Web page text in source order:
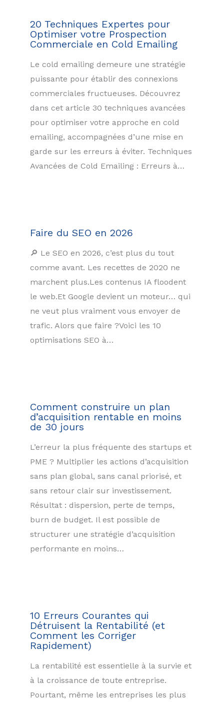
20 Techniques Expertes pour
Optimiser votre Prospection
Commerciale en Cold Emailing
Le cold emailing demeure une stratégie
puissante pour établir des connexions
commerciales fructueuses. Découvrez
dans cet article 30 techniques avancées
pour optimiser votre approche en cold
emailing, accompagnées d’une mise en
garde sur les erreurs à éviter. Techniques
Avancées de Cold Emailing : Erreurs à…
Faire du SEO en 2026
🔎 Le SEO en 2026, c’est plus du tout
comme avant. Les recettes de 2020 ne
marchent plus.Les contenus IA floodent
le web.Et Google devient un moteur… qui
ne veut plus vraiment vous envoyer de
trafic. Alors que faire ?Voici les 10
optimisations SEO à…
Comment construire un plan
d’acquisition rentable en moins
de 30 jours
L’erreur la plus fréquente des startups et
PME ? Multiplier les actions d’acquisition
sans plan global, sans canal priorisé, et
sans retour clair sur investissement.
Résultat : dispersion, perte de temps,
burn de budget. Il est possible de
structurer une stratégie d’acquisition
performante en moins…
10 Erreurs Courantes qui
Détruisent la Rentabilité (et
Comment les Corriger
Rapidement)
La rentabilité est essentielle à la survie et
à la croissance de toute entreprise.
Pourtant, même les entreprises les plus